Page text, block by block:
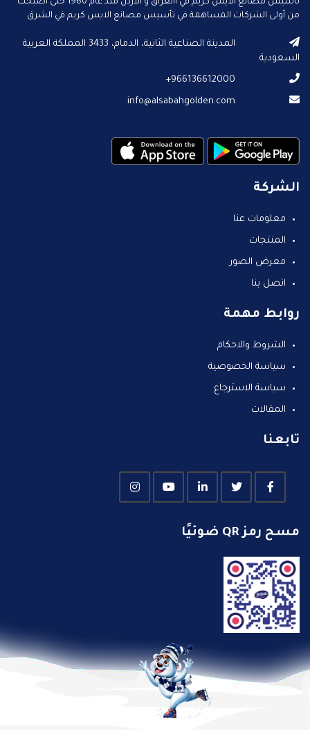
تأسيس مصانع الايس كريم في االعراق و الاردن منذ عام 1980 حتى أصبحت
من أولى الشركات المساهمة في تأسيس مصانع الايس كريم في الشرق
المدينة الصناعية الثانية، الدمام، 3433 المملكة العربية
السعودية
966136612000+
info@alsabahgolden.com
الشركة
معلومات عنا
المنتجات
معرض الصور
اتصل بنا
روابط مهمة
الشروط والاحكام
سياسة الخصوصية
سياسة الاسترجاع
المقالات
تابعنا
مسح رمز QR ضوئيًا